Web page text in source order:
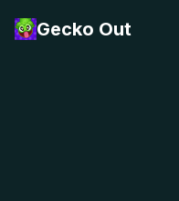
Gecko Out